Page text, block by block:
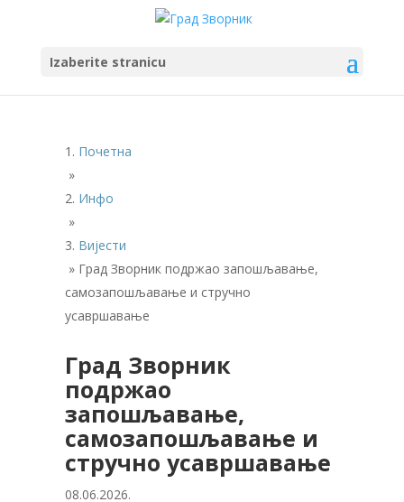
Izaberite stranicu
Почетна
»
Инфо
»
Вијести
» Град Зворник подржао запошљавање,
самозапошљавање и стручно
усавршавање
Град Зворник
подржао
запошљавање,
самозапошљавање и
стручно усавршавање
08.06.2026.